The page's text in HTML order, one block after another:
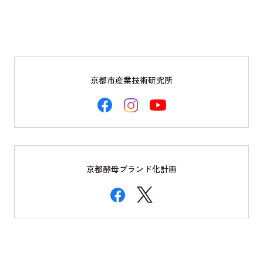
京都市産業技術研究所
京都酵母ブランド化計画